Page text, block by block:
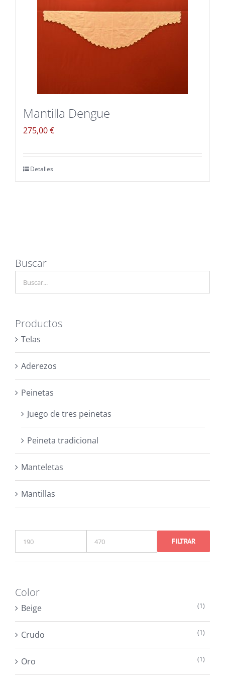
Mantilla Dengue
275,00€
Detalles
Buscar
Productos
Telas
Aderezos
Peinetas
Juego de tres peinetas
Peineta tradicional
Manteletas
Mantillas
mínimo
máximo
FILTRAR
Color
Beige (1)
Crudo (1)
Oro (1)